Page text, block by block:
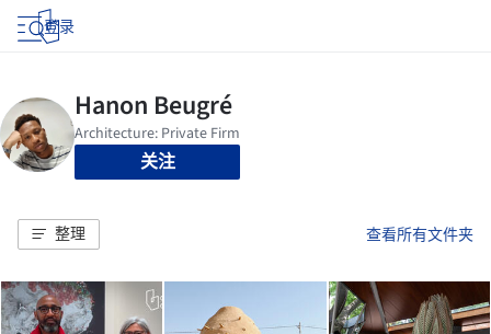
登录
关注
整理 查看所有文件夹